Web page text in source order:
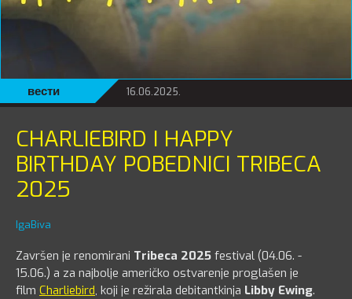
вести 16.06.2025.
CHARLIEBIRD I HAPPY
BIRTHDAY POBEDNICI TRIBECA
2025
IgaBiva
Završen je renomirani Tribeca 2025 festival (04.06. -
15.06.) a za najbolje američko ostvarenje proglašen je
film Charliebird, koji je režirala debitantkinja Libby Ewing.